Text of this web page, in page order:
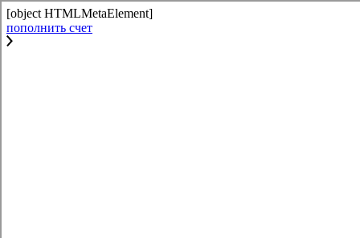
[object HTMLMetaElement]
пополнить счет